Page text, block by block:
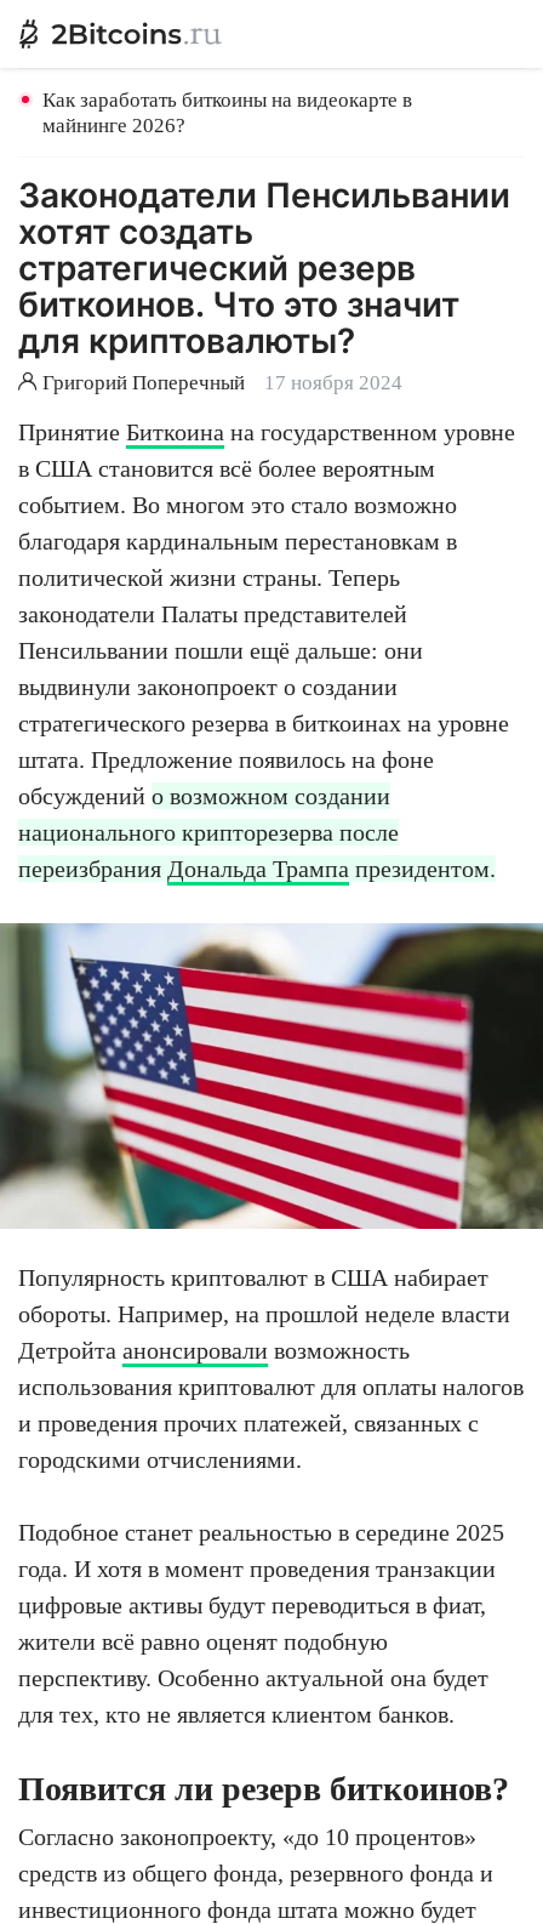
Как заработать биткоины на видеокарте в
майнинге 2026?
Законодатели Пенсильвании
хотят создать
стратегический резерв
биткоинов. Что это значит
для криптовалюты?
Григорий Поперечный 17 ноября 2024
Принятие Биткоина на государственном уровне
в США становится всё более вероятным
событием. Во многом это стало возможно
благодаря кардинальным перестановкам в
политической жизни страны. Теперь
законодатели Палаты представителей
Пенсильвании пошли ещё дальше: они
выдвинули законопроект о создании
стратегического резерва в биткоинах на уровне
штата. Предложение появилось на фоне
обсуждений о возможном создании
национального крипторезерва после
переизбрания Дональда Трампа президентом.
Популярность криптовалют в США набирает
обороты. Например, на прошлой неделе власти
Детройта анонсировали возможность
использования криптовалют для оплаты налогов
и проведения прочих платежей, связанных с
городскими отчислениями.
Подобное станет реальностью в середине 2025
года. И хотя в момент проведения транзакции
цифровые активы будут переводиться в фиат,
жители всё равно оценят подобную
перспективу. Особенно актуальной она будет
для тех, кто не является клиентом банков.
Появится ли резерв биткоинов?
Согласно законопроекту, «до 10 процентов»
средств из общего фонда, резервного фонда и
инвестиционного фонда штата можно будет